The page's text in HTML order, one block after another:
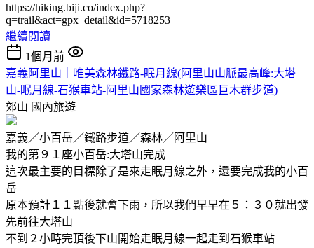
https://hiking.biji.co/index.php?
q=trail&act=gpx_detail&id=5718253
繼續閱讀
1個月前
嘉義阿里山｜唯美森林鐵路-眠月線(阿里山山脈最高峰:大塔
山-眠月線-石猴車站-阿里山國家森林遊樂區巨木群步道)
郊山 國內旅遊
嘉義／小百岳／鐵路步道／森林／阿里山
我的第９１座小百岳:大塔山完成
這次最主要的目標除了是來走眠月線之外，還要完成我的小百
岳
原本預計１１點後就會下雨，所以我們早早在５：３０就出發
先前往大塔山
不到２小時完頂後下山開始走眠月線一起走到石猴車站